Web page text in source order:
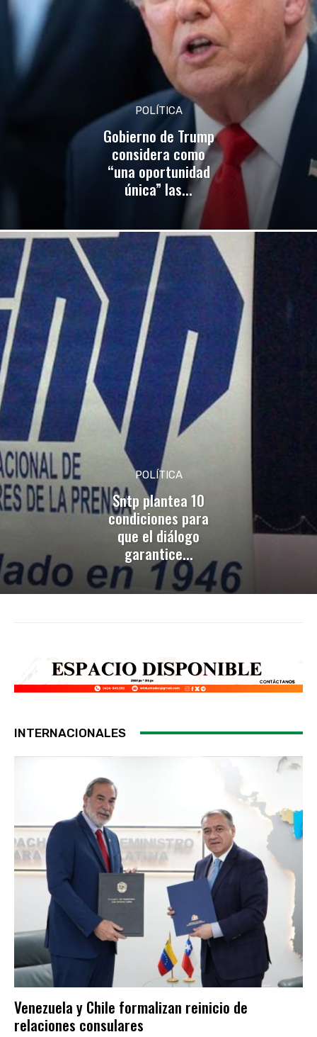
POLÍTICA
Gobierno de Trump
considera como
“una oportunidad
única” las...
POLÍTICA
Sntp plantea 10
condiciones para
que el diálogo
garantice...
INTERNACIONALES
Venezuela y Chile formalizan reinicio de
relaciones consulares